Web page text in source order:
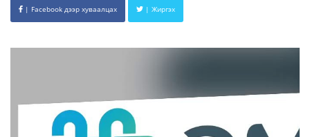
| Facebook дээр хуваалцах | Жиргэх